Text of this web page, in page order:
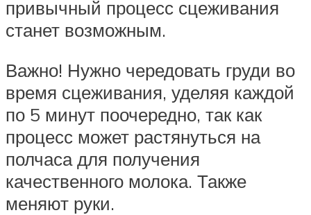
привычный процесс сцеживания
станет возможным.
Важно! Нужно чередовать груди во
время сцеживания, уделяя каждой
по 5 минут поочередно, так как
процесс может растянуться на
полчаса для получения
качественного молока. Также
меняют руки.